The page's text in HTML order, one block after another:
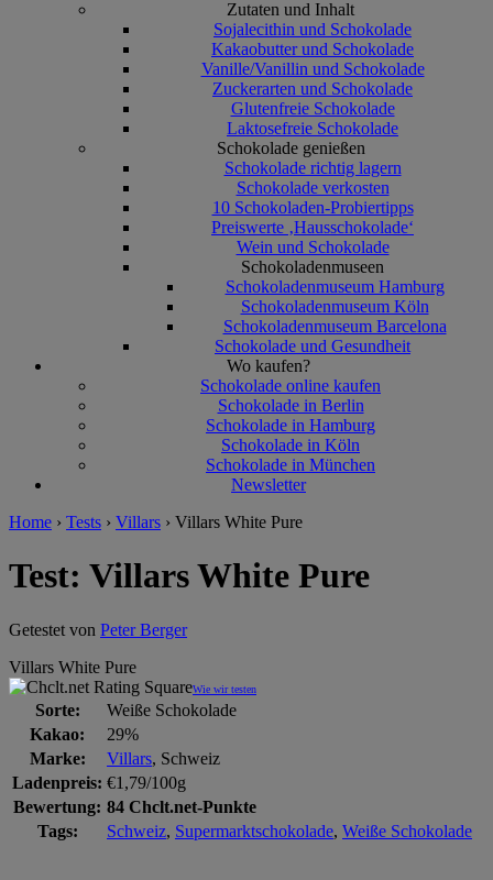
Zutaten und Inhalt
Sojalecithin und Schokolade
Kakaobutter und Schokolade
Vanille/Vanillin und Schokolade
Zuckerarten und Schokolade
Glutenfreie Schokolade
Laktosefreie Schokolade
Schokolade genießen
Schokolade richtig lagern
Schokolade verkosten
10 Schokoladen-Probiertipps
Preiswerte ‚Hausschokolade‘
Wein und Schokolade
Schokoladenmuseen
Schokoladenmuseum Hamburg
Schokoladenmuseum Köln
Schokoladenmuseum Barcelona
Schokolade und Gesundheit
Wo kaufen?
Schokolade online kaufen
Schokolade in Berlin
Schokolade in Hamburg
Schokolade in Köln
Schokolade in München
Newsletter
Home › Tests › Villars › Villars White Pure
Test: Villars White Pure
Getestet von Peter Berger
Villars White Pure
Wie wir testen
Sorte:
Weiße Schokolade
Kakao:
29%
Marke:
Villars, Schweiz
Ladenpreis: €1,79/100g
Bewertung: 84 Chclt.net-Punkte
Tags:
Schweiz, Supermarktschokolade, Weiße Schokolade